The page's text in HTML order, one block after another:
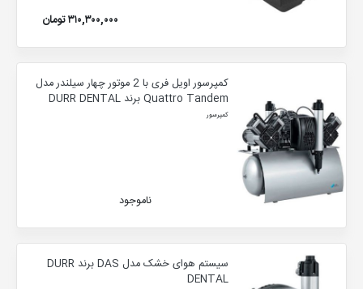
۳۱۰,۳۰۰,۰۰۰ تومان
کمپرسور اویل فری با 2 موتور چهار سیلندر مدل
Quattro Tandem برند DURR DENTAL
کمپرسور
ناموجود
سیستم هوای خشک مدل DAS برند DURR
DENTAL